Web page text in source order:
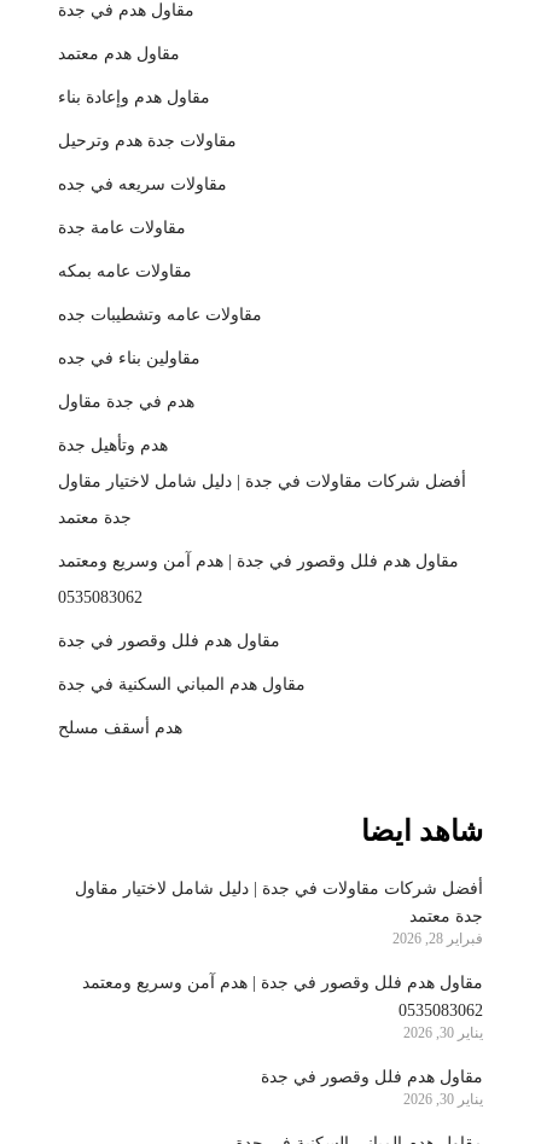
مقاول هدم في جدة
مقاول هدم معتمد
مقاول هدم وإعادة بناء
مقاولات جدة هدم وترحيل
مقاولات سريعه في جده
مقاولات عامة جدة
مقاولات عامه بمكه
مقاولات عامه وتشطيبات جده
مقاولين بناء في جده
هدم في جدة مقاول
هدم وتأهيل جدة
أفضل شركات مقاولات في جدة | دليل شامل لاختيار مقاول
جدة معتمد
مقاول هدم فلل وقصور في جدة | هدم آمن وسريع ومعتمد
0535083062
مقاول هدم فلل وقصور في جدة
مقاول هدم المباني السكنية في جدة
هدم أسقف مسلح
شاهد ايضا
أفضل شركات مقاولات في جدة | دليل شامل لاختيار مقاول
جدة معتمد
فبراير 28, 2026
مقاول هدم فلل وقصور في جدة | هدم آمن وسريع ومعتمد
0535083062
يناير 30, 2026
مقاول هدم فلل وقصور في جدة
يناير 30, 2026